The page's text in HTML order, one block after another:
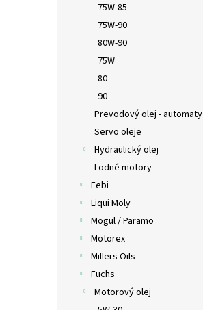
75W-85
75W-90
80W-90
75W
80
90
Prevodový olej - automaty
Servo oleje
Hydraulický olej
Lodné motory
Febi
Liqui Moly
Mogul / Paramo
Motorex
Millers Oils
Fuchs
Motorový olej